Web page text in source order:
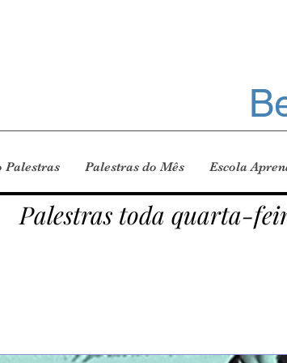
Palestras Palestras do Mês Escola
Palestras toda quarta-